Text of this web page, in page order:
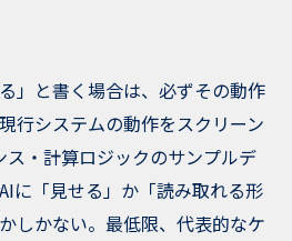
」と書く場合は、必ずその動作
行システムの動作をスクリーン
ス・計算ロジックのサンプルデ
に「見せる」か「読み取れる形
しかない。最低限、代表的なケ